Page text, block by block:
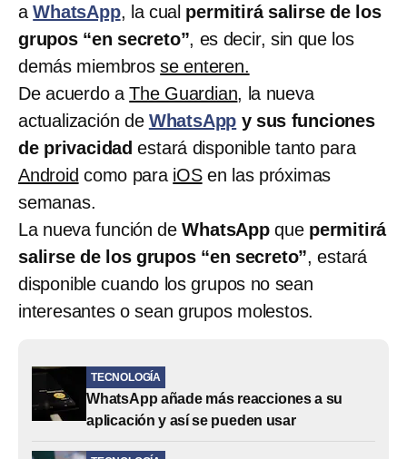
a WhatsApp, la cual permitirá salirse de los
grupos “en secreto”, es decir, sin que los
demás miembrosse enteren.
De acuerdo aThe Guardian, la nueva
actualización de WhatsApp y sus funciones
de privacidad estará disponible tanto para
Android como para iOSen las próximas
semanas.
La nueva función deWhatsAppque permitirá
salirse de los grupos “en secreto”, estará
disponible cuando los grupos no sean
interesantes o sean grupos molestos.
TECNOLOGÍA
WhatsApp añade más reacciones a su
aplicación y así se pueden usar